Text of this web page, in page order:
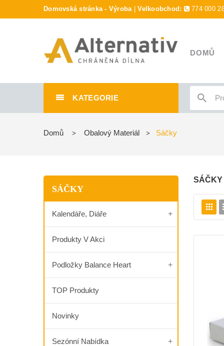
Domovská stránka - Výroba|Velkoobchod: 774 000
DOMŮ
KATEGORIE
Domů > Obalový Materiál > Sáčky
SÁČKY
Kalendáře, Diáře
Produkty V Akci
Podložky Balance Heart
TOP Produkty
Novinky
Sezónní Nabídka
SÁČKY